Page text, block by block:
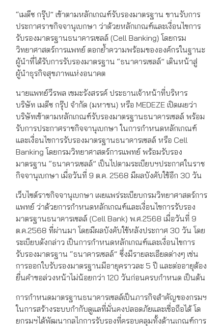
“เมดีซ กรุ๊ป” เข้าตามหลักเกณฑ์รับรองมาตรฐาน ขานรับการ
ประกาศราชกิจจานุเบกษา ว่าด้วยหลักเกณฑ์และเงื่อนไขการ
รับรองมาตรฐานธนาคารเซลล์ (Cell Banking) โดยกรม
วิทยาศาสตร์การแพทย์ ตอกย้ำความพร้อมขององค์กรในฐานะ
ผู้นำที่ได้รับการรับรองมาตรฐาน “ธนาคารเซลล์” เดินหน้าสู่
ผู้นำธุรกิจสุขภาพแห่งอนาคต
นายแพทย์วีรพล เขมะรังสรรค์ ประธานเจ้าหน้าที่บริหาร
บริษัท เมดีซ กรุ๊ป จำกัด (มหาชน) หรือ MEDEZE เปิดเผยว่า
บริษัทเข้าตามหลักเกณฑ์รับรองมาตรฐานธนาคารเซลล์ พร้อม
รับการประกาศราชกิจจานุเบกษา ในการกำหนดหลักเกณฑ์
และเงื่อนไขการรับรองมาตรฐานธนาคารเซลล์ หรือ Cell
Banking โดยกรมวิทยาศาสตร์การแพทย์ พร้อมรับรอง
มาตรฐาน “ธนาคารเซลล์” เป็นไปตามระเบียบฯประกาศในราช
กิจจานุเบกษา เมื่อวันที่ 9 ต.ค. 2568 มีผลบังคับใช้อีก 30 วัน
เว็บไซต์ราชกิจจานุเบกษา เผยแพร่ระเบียบกรมวิทยาศาสตร์การ
แพทย์ ว่าด้วยการกำหนดหลักเกณฑ์และเงื่อนไขการรับรอง
มาตรฐานธนาคารเซลล์ (Cell Bank) พ.ศ.2568 เมื่อวันที่ 9
ต.ค.2568 ที่ผ่านมา โดยมีผลบังคับใช้หลังประกาศ 30 วัน โดย
ระเบียบดังกล่าว เป็นการกำหนดหลักเกณฑ์และเงื่อนไขการ
รับรองมาตรฐาน “ธนาคารเซลล์” ซึ่งมีรายละเอียดต่างๆ เช่น
การออกใบรับรองมาตรฐานมีอายุคราวละ 5 ปี และต่ออายุต้อง
ยื่นคำขอล่วงหน้าไม่น้อยกว่า 120 วันก่อนครบกำหนด เป็นต้น
การกำหนดมาตรฐานธนาคารเซลล์เป็นภารกิจสำคัญของกรมฯ
ในการสร้างระบบกำกับดูแลที่มั่นคงปลอดภัยและเชื่อถือได้ โด
ยกรมฯได้พัฒนากลไกการรับรองที่ครอบคลุมทั้งด้านเกณฑ์การ